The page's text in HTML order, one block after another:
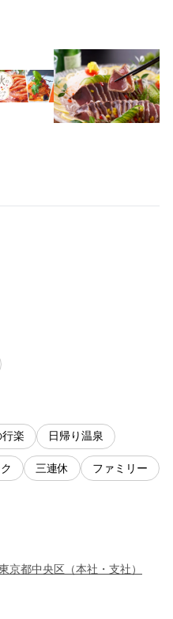
楽 日帰り温泉
三連休 ファミリー
京都中央区 （本社・支社 ）